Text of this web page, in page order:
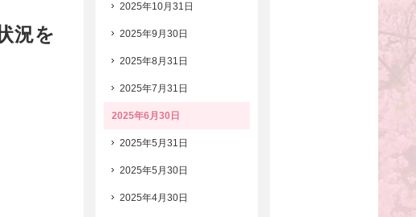
況を
2025年10月31日
2025年9月30日
2025年8月31日
2025年7月31日
2025年6月30日
2025年5月31日
2025年5月30日
2025年4月30日